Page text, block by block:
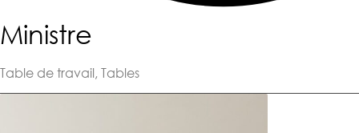
Ministre
Table de travail, Tables